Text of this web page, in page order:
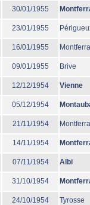
30/01/1955
23/01/1955
16/01/1955
09/01/1955 Brive
12/12/1954 Vienne
05/12/1954
21/11/1954
14/11/1954
07/11/1954 Albi
31/10/1954
24/10/1954 Tyrosse